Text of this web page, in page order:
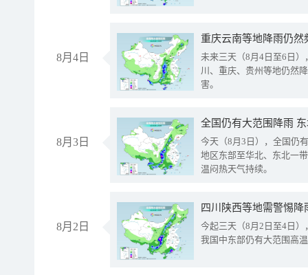
8月4日
重庆云南等地降雨仍然
未来三天（8月4日至6日
川、重庆、贵州等地仍然
害。
8月3日
全国仍有大范围降雨
今天（8月3日），全国仍
地区东部至华北、东北一
温闷热天气持续。
8月2日
今起三天（8月2日至4日
我国中东部仍有大范围高